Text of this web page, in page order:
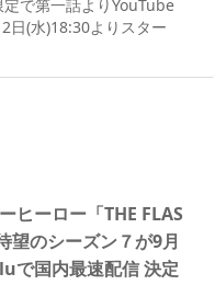
で第一話よりYouTube
(水)18:30よりスター
ヒーロー「THE FLAS
望のシーズン７が9月
で国内最速配信 決定